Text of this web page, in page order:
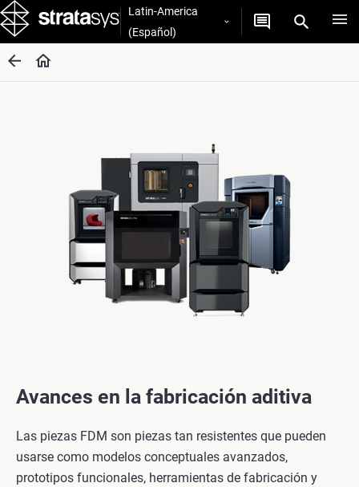
Latin-America
(Español)
Avances en la fabricación aditiva
Las piezas FDM son piezas tan resistentes que pueden
usarse como modelos conceptuales avanzados,
prototipos funcionales, herramientas de fabricación y